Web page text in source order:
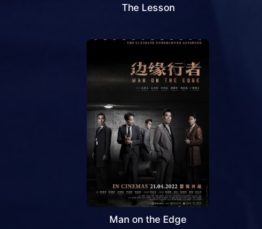
The Lesson
Man on the Edge